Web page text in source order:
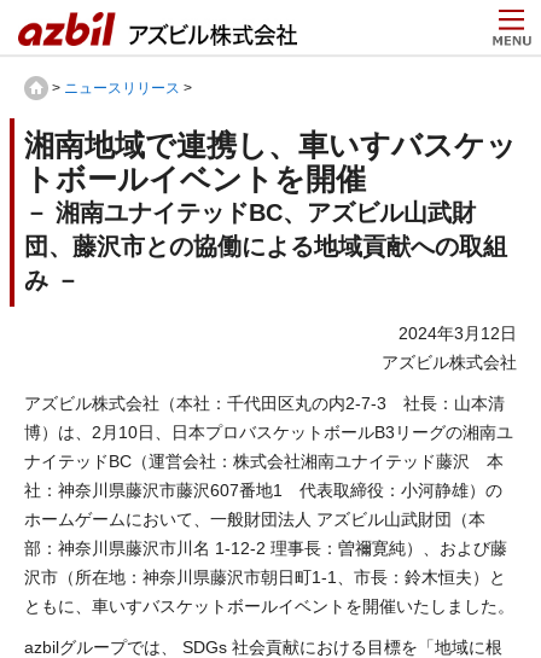
> ニュースリリース >
湘南地域で連携し、車いすバスケッ
トボールイベントを開催
－ 湘南ユナイテッドBC、アズビル山武財
団、藤沢市との協働による地域貢献への取組
み －
2024年3月12日
アズビル株式会社
アズビル株式会社（本社：千代田区丸の内2-7-3 社長：山本清
博）は、2月10日、日本プロバスケットボールB3リーグの湘南ユ
ナイテッドBC（運営会社：株式会社湘南ユナイテッド藤沢 本
社：神奈川県藤沢市藤沢607番地1 代表取締役：小河静雄）の
ホームゲームにおいて、一般財団法人 アズビル山武財団（本
部：神奈川県藤沢市川名 1-12-2 理事長：曽禰寛純）、および藤
沢市（所在地：神奈川県藤沢市朝日町1-1、市長：鈴木恒夫）と
ともに、車いすバスケットボールイベントを開催いたしました。
azbilグループでは、 SDGs 社会貢献における目標を「地域に根